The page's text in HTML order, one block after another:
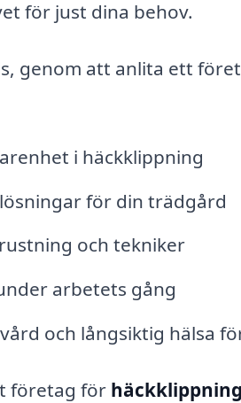
för just dina behov.
genom att anlita ett
i häckklippning
för din trädgård
och tekniker
arbetets gång
och långsiktig hälsa
företag för